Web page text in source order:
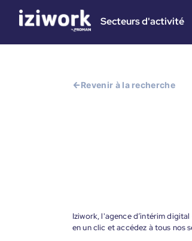
Secteurs d'activité
Revenir à la recherche
Iziwork, l'agence d’intérim
en un clic et accédez à tous nos